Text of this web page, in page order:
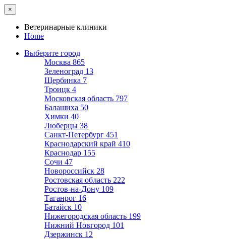
×
Ветеринарные клиники
Home
Выберите город
Москва 865
Зеленоград 13
Щербинка 7
Троицк 4
Московская область 797
Балашиха 50
Химки 40
Люберцы 38
Санкт-Петербург 451
Краснодарский край 410
Краснодар 155
Сочи 47
Новороссийск 28
Ростовская область 222
Ростов-на-Дону 109
Таганрог 16
Батайск 10
Нижегородская область 199
Нижний Новгород 101
Дзержинск 12